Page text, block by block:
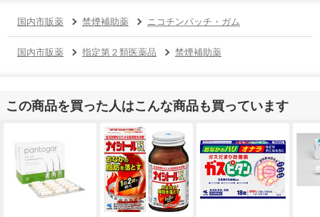
国内市販薬 禁煙補助薬 ニコチンパッチ・ガム
国内市販薬 指定第２類医薬品 禁煙補助薬
この商品を買った人はこんな商品も買っています